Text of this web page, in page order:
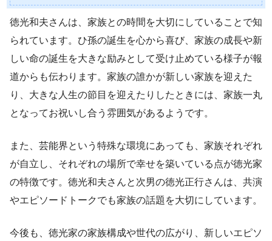
徳光和夫さんは、家族との時間を大切にしていることで知
られています。ひ孫の誕生を心から喜び、家族の成長や新
しい命の誕生を大きな励みとして受け止めている様子が報
道からも伝わります。家族の誰かが新しい家族を迎えた
り、大きな人生の節目を迎えたりしたときには、家族一丸
となってお祝いし合う雰囲気があるようです。
また、芸能界という特殊な環境にあっても、家族それぞれ
が自立し、それぞれの場所で幸せを築いている点が徳光家
の特徴です。徳光和夫さんと次男の徳光正行さんは、共演
やエピソードトークでも家族の話題を大切にしています。
今後も、徳光家の家族構成や世代の広がり、新しいエピソ